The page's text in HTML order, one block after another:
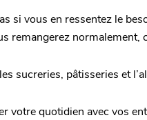
si vous en ressentez le
normalement,
sucreries, pâtisseries et
votre quotidien avec vos